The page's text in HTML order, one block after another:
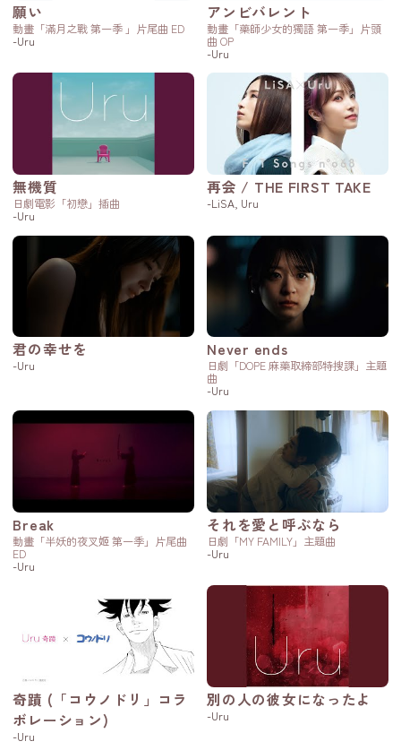
願い
動畫「滿月之戰 第一季 」片尾曲 ED
-Uru
アンビバレント
動畫「藥師少女的獨語 第一季」片頭
曲 OP
-Uru
無機質
日劇電影「初戀」插曲
-Uru
再会 / THE FIRST TAKE
-LiSA, Uru
君の幸せを
-Uru
Never ends
日劇「DOPE 麻藥取締部特搜課」主題
曲
-Uru
Break
動畫「半妖的夜叉姬 第一季」片尾曲
ED
-Uru
それを愛と呼ぶなら
日劇「MY FAMILY」主題曲
-Uru
奇蹟 (「コウノドリ」コラ
ボレーション)
-Uru
別の人の彼女になったよ
-Uru